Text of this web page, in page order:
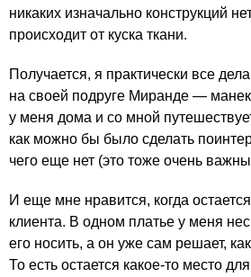
никаких изначально конструкций
происходит от куска ткани.
Получается, я практически все
на своей подруге Миранде —
у меня дома и со мной
как можно бы было сделать
чего еще нет (это тоже очень
И еще мне нравится, когда
клиента. В одном платье у меня
его носить, а он уже сам решает,
То есть остается какое-то место